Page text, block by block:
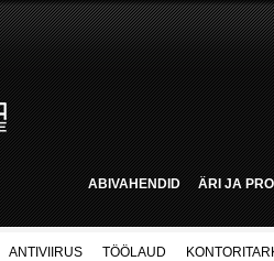
ABIVAHENDID ÄRI JA
ANTIVIIRUS TÖÖLAUD